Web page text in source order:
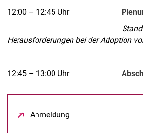
12:00 – 12:45 Uhr
Herausforderungen bei der Adoption
12:45 – 13:00 Uhr
Anmeldung